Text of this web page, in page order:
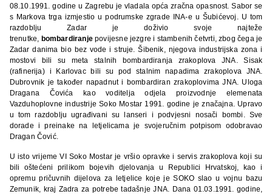
08.10.1991. godine u Zagrebu je vladala opća zračna opasnost. Sabor se
s Markova trga izmjestio u podrumske zgrade INA-e u Šubićevoj. U tom
razdoblju Zadar je doživio svoje najteže
trenutke, bombardiranjepovijesne jezgre i stambenih četvrti, zbog čega je
Zadar danima bio bez vode i struje. Šibenik, njegova industrijska zona i
mostovi bili su meta stalnih bombardiranja zrakoplova JNA. Sisak
(rafinerija) i Karlovac bili su pod stalnim napadima zrakoplova JNA.
Dubrovnik je također napadnut i bombardiran zrakoplovima JNA. Uloga
Dragana Čovića kao voditelja odjela proizvodnje elemenata
Vazduhoplovne industrije Soko Mostar 1991. godine je značajna. Upravo
u tom razdoblju ugrađivani su lanseri i podvjesni nosači bombi. Sve
dorade i preinake na letjelicama je svojeručnim potpisom odobravao
Dragan Čović.
U isto vrijeme VI Soko Mostar je vršio opravke i servis zrakoplova koji su
bili oštećeni prilikom bojevih djelovanja u Republici Hrvatskoj, kao i
opremu pričuvnih dijelova za letjelice koje je SOKO slao u vojnu bazu
Zemunik, kraj Zadra za potrebe tadašnje JNA. Dana 01.03.1991. godine,